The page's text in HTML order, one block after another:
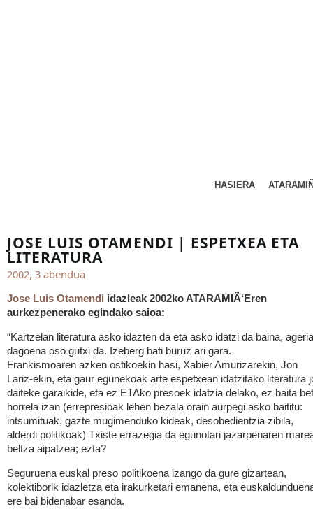
HASIERA
JOSE LUIS OTAMENDI | ESPETXEA ETA
LITERATURA
2002, 3 abendua
Jose Luis Otamendi idazleak 2002ko ATARAMIÃ‘Eren
aurkezpenerako egindako saioa:
“Kartzelan literatura asko idazten da eta asko idatzi da baina,
dagoena oso gutxi da. Izeberg bati buruz ari gara.
Frankismoaren azken ostikoekin hasi, Xabier Amurizarekin, Jon
Lariz-ekin, eta gaur egunekoak arte espetxean idatzitako literatura
daiteke garaikide, eta ez ETAko presoek idatzia delako, ez baita
horrela izan (errepresioak lehen bezala orain aurpegi asko baititu:
intsumituak, gazte mugimenduko kideak, desobedientzia zibila,
alderdi politikoak) Txiste errazegia da egunotan jazarpenaren
beltza aipatzea; ezta?
Seguruena euskal preso politikoena izango da gure gizartean,
kolektiborik idazletza eta irakurketari emanena, eta
ere bai bidenabar esanda.